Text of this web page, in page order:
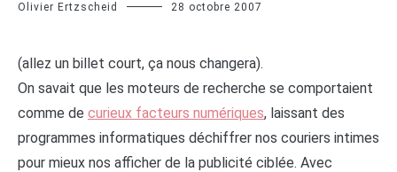
Olivier Ertzscheid 28 octobre 2007
(allez un billet court, ça nous changera).
On savait que les moteurs de recherche se comportaient
comme de curieux facteurs numériques, laissant des
programmes informatiques déchiffrer nos couriers intimes
pour mieux nos afficher de la publicité ciblée. Avec